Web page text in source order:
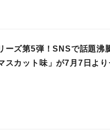
ーズ第5弾！SNSで話題沸
スカット味」が7月7日よ